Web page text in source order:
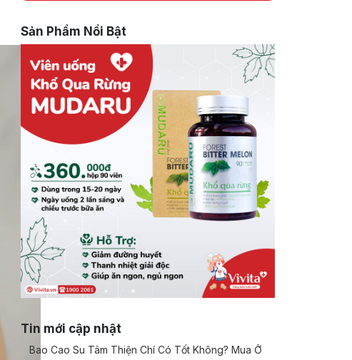
Sản Phẩm Nổi Bật
Tin mới cập nhật
Bao Cao Su Tâm Thiện Chí Có Tốt Không? Mua Ở